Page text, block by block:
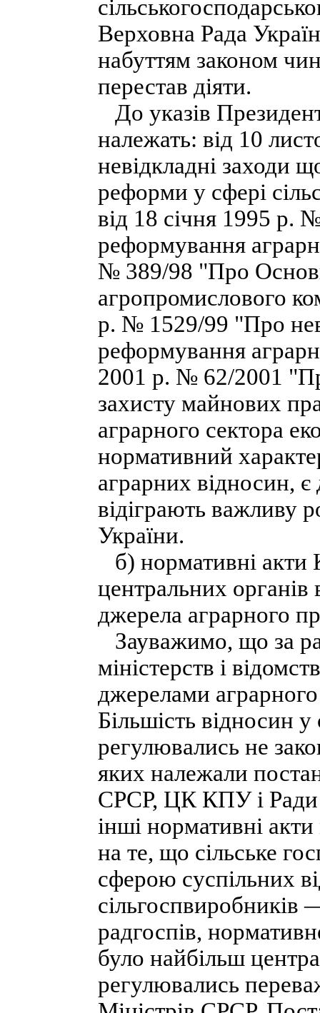
Верховна Рада
набуттям законом
перестав діяти.
До указів
належать: від 10
невідкладні заходи
реформи у сфері
від 18 січня 1995 р.
реформування
№ 389/98 "Про
агропромислового
р. № 1529/99 "Про
реформування
2001 р. № 62/2001
захисту майнових
аграрного сектора
нормативний
аграрних відносин,
відіграють важливу
України.
б) нормативні акти
центральних органів
джерела аграрного
Зауважимо, що за
міністерств і
джерелами аграрного
Більшість відносин у
регулювались не
яких належали
СРСР, ЦК КПУ і Ради
інші нормативні
на те, що сільське
сферою суспільних
сільгоспвиробників
радгоспів,
було найбільш
регулювались